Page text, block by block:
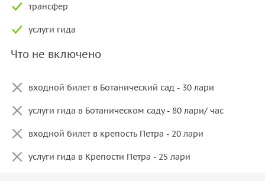
трансфер
услуги гида
Что не включено
входной билет в Ботанический сад - 30 лари
услуги гида в Ботаническом саду - 80 лари/ час
входной билет в крепость Петра - 20 лари
услуги гида в Крепости Петра - 25 лари